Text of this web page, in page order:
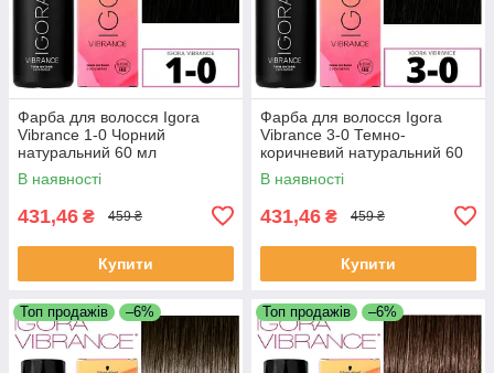
Фарба для волосся Igora
Vibrance 1-0 Чорний
натуральний 60 мл
В наявності
431,46 ₴ 459 ₴
Купити
Фарба для волосся Igora
Vibrance 3-0 Темно-
коричневий натуральний 60
мл
В наявності
431,46 ₴ 459 ₴
Купити
Топ продажів –6% Топ продажів –6%